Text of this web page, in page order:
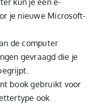
kun je een e-
je nieuwe Microsoft-
de computer
gevraagd die je
book gebruikt voor
ook